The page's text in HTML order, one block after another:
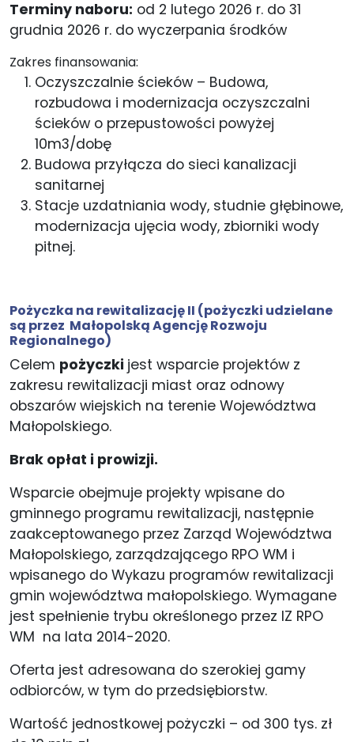
Terminy naboru: od 2 lutego 2026 r. do 31
grudnia 2026 r. do wyczerpania środków
Zakres finansowania:
Oczyszczalnie ścieków – Budowa,
rozbudowa i modernizacja oczyszczalni
ścieków o przepustowości powyżej
10m3/dobę
Budowa przyłącza do sieci kanalizacji
sanitarnej
Stacje uzdatniania wody, studnie głębinowe,
modernizacja ujęcia wody, zbiorniki wody
pitnej.
Pożyczka na rewitalizację II (pożyczki udzielane
są przez Małopolską Agencję Rozwoju
Regionalnego)
Celem pożyczki jest wsparcie projektów z
zakresu rewitalizacji miast oraz odnowy
obszarów wiejskich na terenie Województwa
Małopolskiego.
Brak opłat i prowizji.
Wsparcie obejmuje projekty wpisane do
gminnego programu rewitalizacji, następnie
zaakceptowanego przez Zarząd Województwa
Małopolskiego, zarządzającego RPO WM i
wpisanego do Wykazu programów rewitalizacji
gmin województwa małopolskiego. Wymagane
jest spełnienie trybu określonego przez IZ RPO
WM na lata 2014-2020.
Oferta jest adresowana do szerokiej gamy
odbiorców, w tym do przedsiębiorstw.
Wartość jednostkowej pożyczki – od 300 tys. zł